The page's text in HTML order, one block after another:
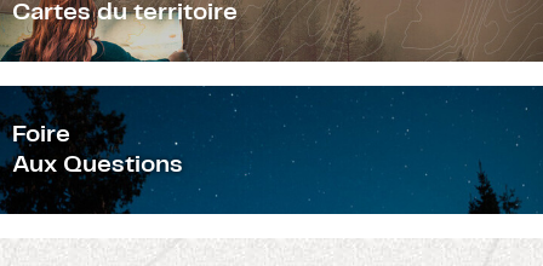
Cartes du territoire
Foire
Aux Questions